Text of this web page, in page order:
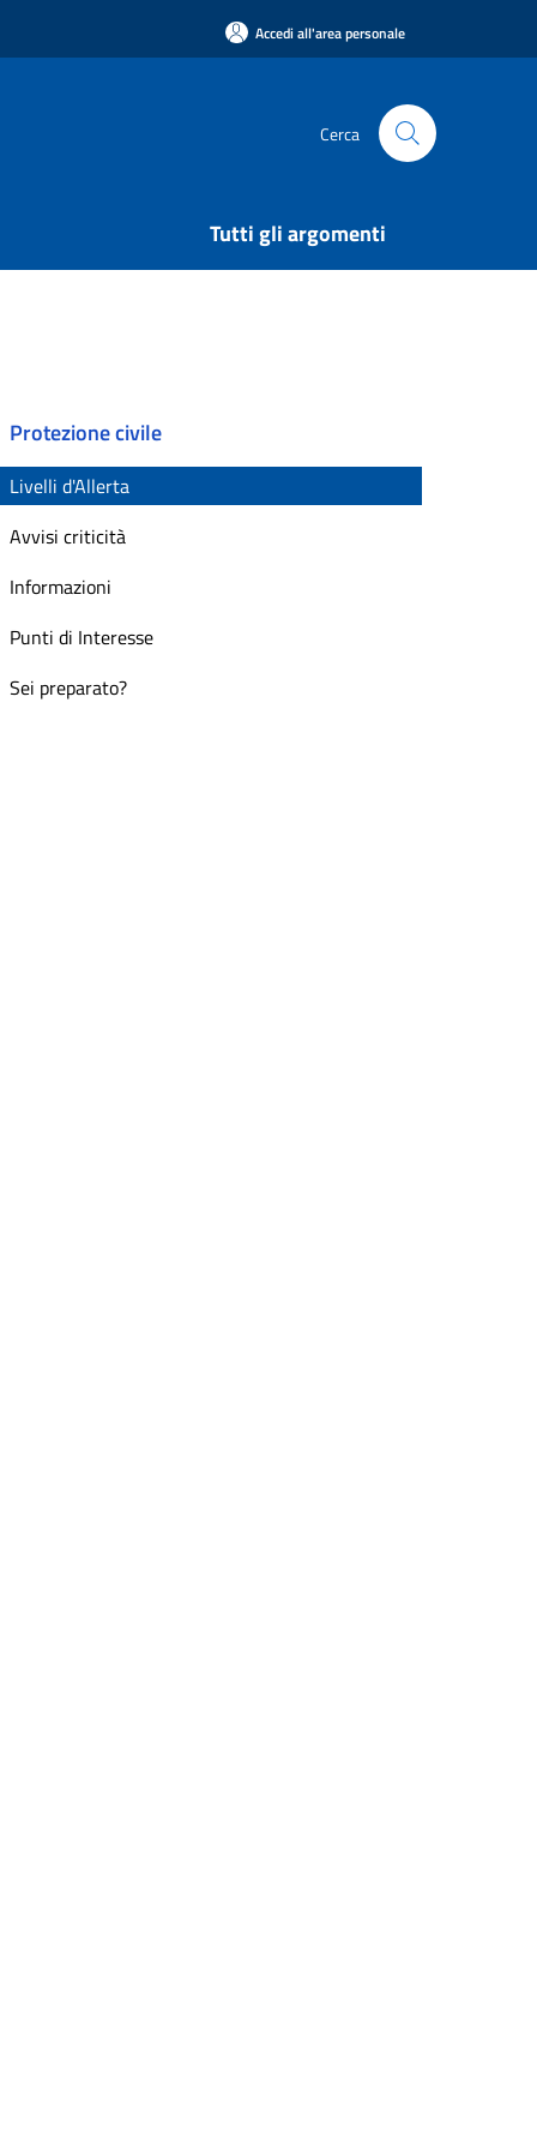
Accedi all'area personale
Cerca
Tutti gli argomenti
Protezione civile
Livelli d'Allerta
Avvisi criticità
Informazioni
Punti di Interesse
Sei preparato?